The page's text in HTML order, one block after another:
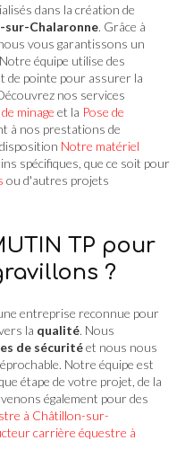
dans la création de
Chalaronne. Grâce à
vous garantissons un
équipe utilise des
de pointe pour assurer la
nos services
minage et la Pose de
à nos prestations de
Notre matériel
spécifiques, que ce soit pour
ou d'autres projets
TP pour
?
entreprise reconnue pour
la qualité. Nous
de sécuritéet nous nous
Notre équipe est
étape de votre projet, de la
également pour des
à Châtillon-sur-
carrière équestre à